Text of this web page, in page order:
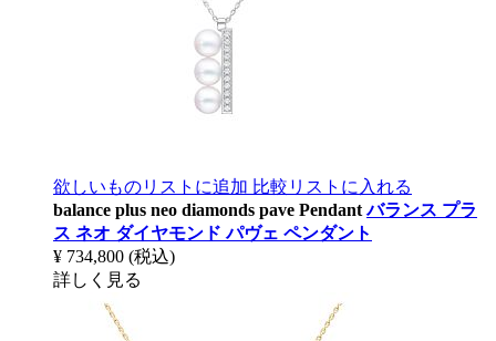
欲しいものリストに追加 比較リストに入れる
balance plus neo diamonds pave Pendant バランス プラ
ス ネオ ダイヤモンド パヴェ ペンダント
¥ 734,800 (税込)
詳しく見る